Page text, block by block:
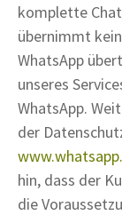
komplette
übernimmt
WhatsApp
unseres
WhatsApp.
der
hin, dass der
die